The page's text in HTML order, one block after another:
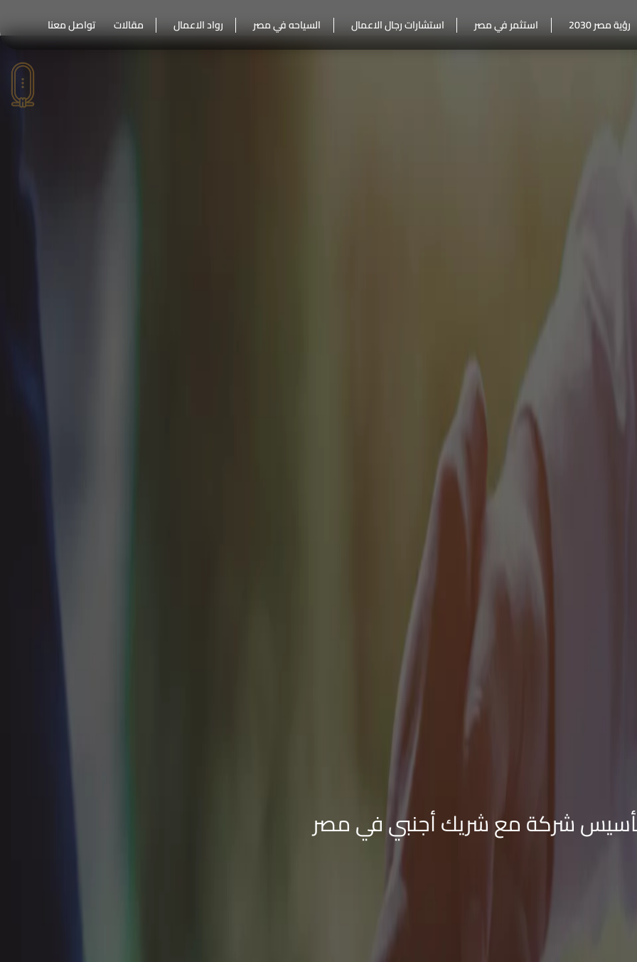
رؤية مصر 2030 استثمر في مصر استشارات رجال الاعمال السياحه في مصر رواد الاعمال مقالات تواصل معنا
شركة مع شريك أجنبي في مصر